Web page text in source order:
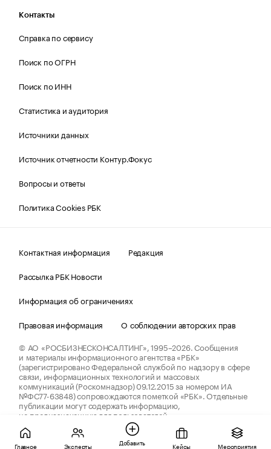
Контакты
Справка по сервису
Поиск по ОГРН
Поиск по ИНН
Статистика и аудитория
Источники данных
Источник отчетности Контур.Фокус
Вопросы и ответы
Политика Cookies РБК
Контактная информация
Редакция
Рассылка РБК Новости
Информация об ограничениях
Правовая информация
О соблюдении авторских прав
© АО «РОСБИЗНЕСКОНСАЛТИНГ»,1995–2026.Сообщения
и материалы информационного агентства «РБК»
(зарегистрировано Федеральной службой по надзору в сфере
связи, информационных технологий и массовых
коммуникаций (Роскомнадзор) 09.12.2015 за номером ИА
№ФС77-63848) сопровождаются пометкой «РБК». Отдельные
публикации могут содержать информацию,
не предназначенную для пользователей
до 18 лет.
companycardsfeedback@rbc.ru
Главное Эксперты Добавить Кейсы Мероприятия